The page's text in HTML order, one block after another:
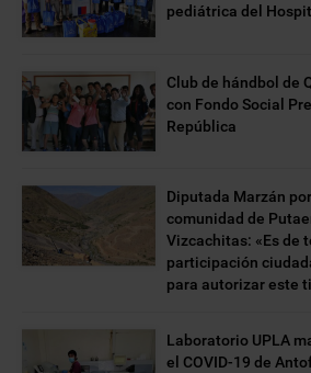
pediátrica del
Club de hándbol de
con Fondo Social
República
Diputada Marzán
comunidad de
Vizcachitas: «Es de
participación
para autorizar este
Laboratorio UPLA
el COVID-19 de